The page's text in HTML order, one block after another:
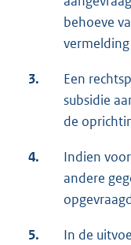
behoeve
3.
Een
subsidie
de
4.
Indien
andere
5.
In de